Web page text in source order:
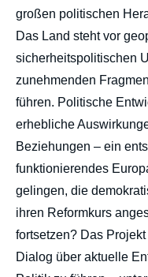
großen politischen
Das Land steht vor
sicherheitspolitischen
zunehmenden
führen. Politische
erhebliche
Beziehungen – ein
funktionierendes
gelingen, die
ihren Reformkurs
fortsetzen? Das
Dialog über aktuelle